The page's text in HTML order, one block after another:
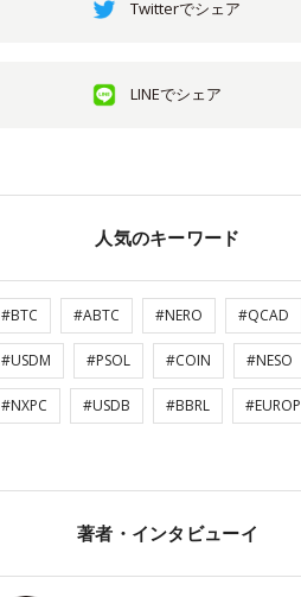
Twitterでシェア
LINEでシェア
人気のキーワード
#BTC #ABTC #NERO #QCAD
#USDM #PSOL #COIN #NESO
#NXPC #USDB #BBRL #EUROP
著者・インタビューイ